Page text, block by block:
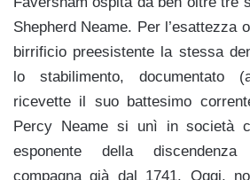
Shepherd Neame. Per l’esattezza
birrificio preesistente la stessa
lo stabilimento, documentato
ricevette il suo battesimo
Percy Neame si unì in società
esponente della
compagna già dal 1741. Oggi,